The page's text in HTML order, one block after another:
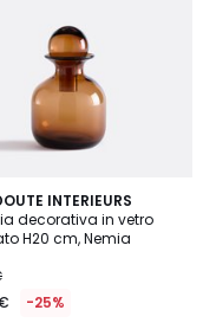
INTERIEURS
decorativa in vetro
H20 cm, Nemia
-25%